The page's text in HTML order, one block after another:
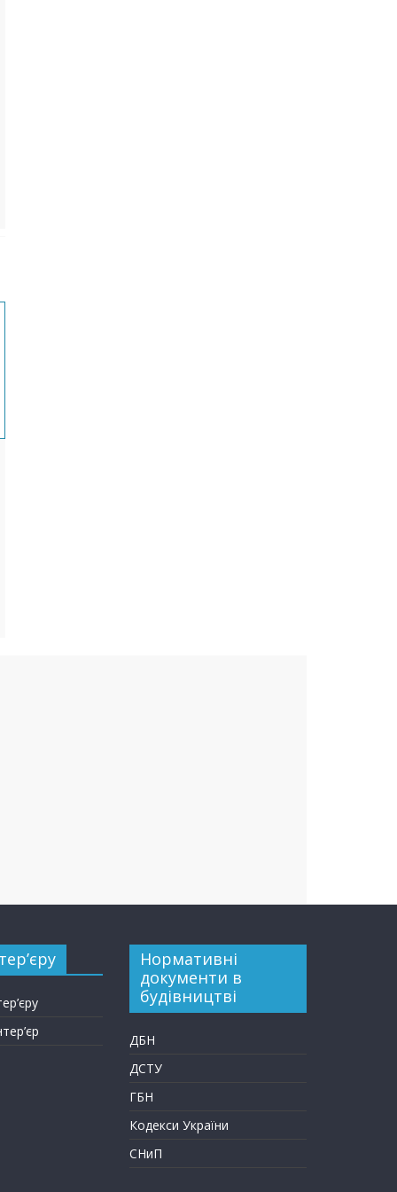
Нормативні
документи в
будівництві
ДБН
ДСТУ
ГБН
Кодекси України
СНиП